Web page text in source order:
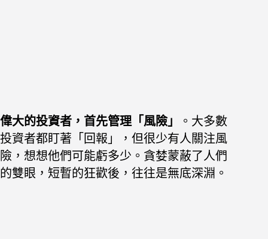
偉大的投資者，首先管理「風險」
。大多數
投資者都盯著「回報」，但很少有人關注風
險，想想他們可能虧多少。貪婪蒙蔽了人們
的雙眼，短暫的狂歡後，往往是無底深淵。